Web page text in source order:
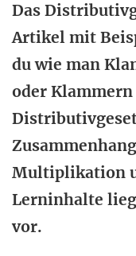
Das
Artikel mit
du wie man
oder Klammern
Multiplikation
Lerninhalte
vor.